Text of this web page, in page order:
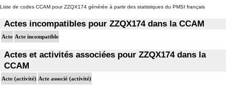
Liste de codes CCAM pour ZZQX174 générée à partir des statistiques du PMSI français
Actes incompatibles pour ZZQX174 dans la CCAM
Acte Acte incompatible
Actes et activités associées pour ZZQX174 dans la
CCAM
Acte (activité) Acte associé (activité)